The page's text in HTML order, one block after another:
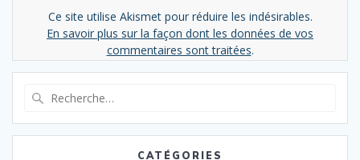
Ce site utilise Akismet pour réduire les indésirables.
En savoir plus sur la façon dont les données de vos
commentaires sont traitées.
:
CATÉGORIES